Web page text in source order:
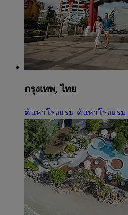
กรุงเทพ, ไทย
ค้นหาโรงแรม ค้นหาโรงแรม